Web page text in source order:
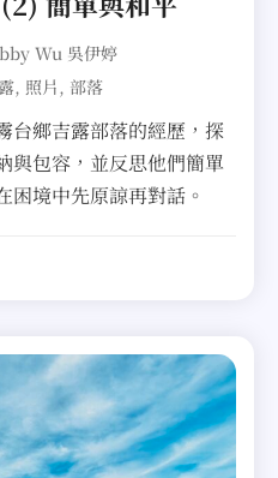
Wu 吳伊婷
, 照片 , 部落
台鄉吉露部落的經歷，探
與包容，並反思他們簡單
困境中先原諒再對話。